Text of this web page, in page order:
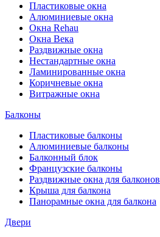
Пластиковые окна
Алюминиевые окна
Окна Rehau
Окна Века
Раздвижные окна
Нестандартные окна
Ламинированные окна
Коричневые окна
Витражные окна
Балконы
Пластиковые балконы
Алюминиевые балконы
Балконный блок
Французские балконы
Раздвижные окна для балконов
Крыша для балкона
Панорамные окна для балкона
Двери